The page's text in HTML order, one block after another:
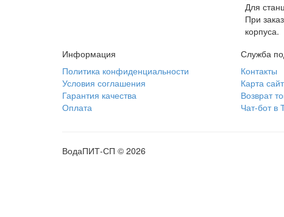
Для
При
корпуса.
Информация
Политика конфиденциальности
Условия соглашения
Гарантия качества
Оплата
Служба
Контакты
Карта
Возврат
Чат-бот в
ВодаПИТ-СП © 2026